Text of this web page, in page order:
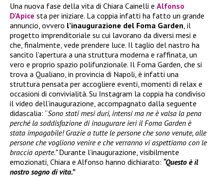
Una nuova fase della vita di Chiara Cainelli e Alfonso
D’Apice sta per iniziare. La coppia infatti ha fatto un grande
annuncio, ovvero l’inaugurazione del Foma Garden , il
progetto imprenditoriale su cui lavorano da diversi mesi e
che, finalmente, vede prendere luce. Il taglio del nastro ha
sancito l’apertura a una struttura moderna e raffinata, un
vero e proprio spazio polifunzionale. Il Foma Garden, che si
trova a Qualiano, in provincia di Napoli, è infatti una
struttura pensata per accogliere eventi, momenti di relax e
occasioni di convivialità. Su Instagram la coppia ha condiviso
il video dell’inaugurazione, accompagnato dalla seguente
didascalia: “Sono stati mesi duri, intensi ma ne è valsa la pena
perché la soddisfazione di inaugurare ieri il Foma Garden è
stata impagabile! Grazie a tutte le persone che sono venute, alle
persone che vogliono venire e che verranno vi aspettiamo con le
braccia aperte.”Durante l’inaugurazione, visibilmente
emozionati, Chiara e Alfonso hanno dichiarato: “Questo è il
nostro sogno di vita.”